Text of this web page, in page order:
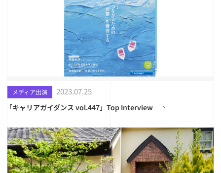
メディア出演 2023.07.25
「キャリアガイダンス vol.447」Top Interview